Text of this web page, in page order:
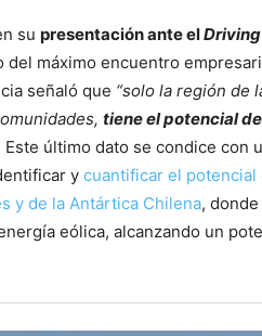
su presentación ante el
del máximo encuentro
señaló que “solo la región de
tiene el potencial
Este último dato se condice con
y cuantificar el potencial
y de la Antártica Chilena,
eólica, alcanzando un